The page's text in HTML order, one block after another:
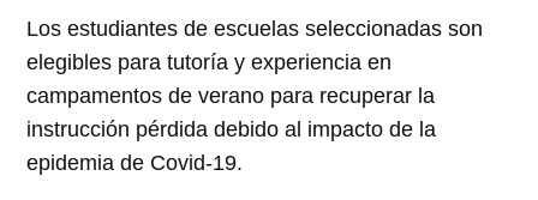
Los estudiantes de escuelas seleccionadas son
elegibles para tutoría y experiencia en
campamentos de verano para recuperar la
instrucción pérdida debido al impacto de la
epidemia de Covid-19.